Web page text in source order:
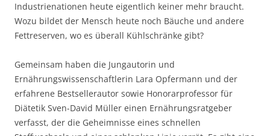
Industrienationen heute eigentlich keiner mehr braucht.
Wozu bildet der Mensch heute noch Bäuche und andere
Fettreserven, wo es überall Kühlschränke gibt?
Gemeinsam haben die Jungautorin und
Ernährungswissenschaftlerin Lara Opfermann und der
erfahrene Bestsellerautor sowie Honorarprofessor für
Diätetik Sven-David Müller einen Ernährungsratgeber
verfasst, der die Geheimnisse eines schnellen